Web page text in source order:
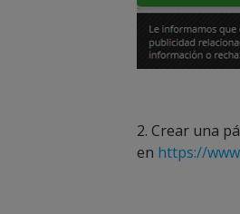
2. Crear una
en https://